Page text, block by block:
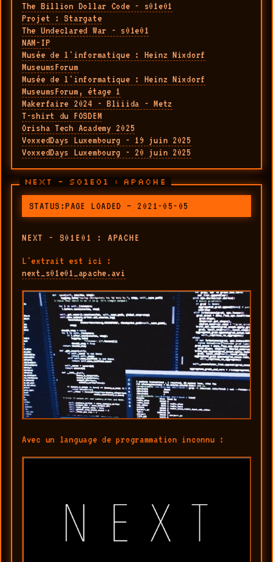
The Billion Dollar Code - s01e01
Projet : Stargate
The Undeclared War - s01e01
NAM-IP
Musée de l'informatique : Heinz Nixdorf
MuseumsForum
Musée de l'informatique : Heinz Nixdorf
MuseumsForum, étage 1
Makerfaire 2024 - Bliiida - Metz
T-shirt du FOSDEM
Orisha Tech Academy 2025
VoxxedDays Luxembourg - 19 juin 2025
VoxxedDays Luxembourg - 20 juin 2025
NEXT - S01E01 : APACHE
STATUS:PAGE LOADED — 2021-05-05
NEXT - S01E01 : APACHE
L'extrait est ici :
next_s01e01_apache.avi
Avec un language de programmation inconnu :